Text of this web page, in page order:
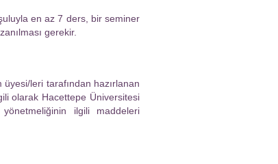
en az 7 ders, bir seminer
gerekir.
leri tarafından hazırlanan
olarak Hacettepe Üniversitesi
ilgili maddeleri